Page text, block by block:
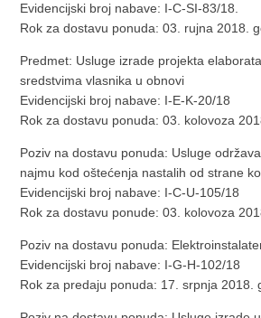
Evidencijski broj nabave: I-C-SI-83/18.
Rok za dostavu ponuda: 03. rujna 2018.
Predmet: Usluge izrade projekta
sredstvima vlasnika u obnovi
Evidencijski broj nabave: I-E-K-20/18
Rok za dostavu ponuda: 03. kolovoza
Poziv na dostavu ponuda: Usluge
najmu kod oštećenja nastalih od strane
Evidencijski broj nabave: I-C-U-105/18
Rok za dostavu ponude: 03. kolovoza
Poziv na dostavu ponuda:
Evidencijski broj nabave: I-G-H-102/18
Rok za predaju ponuda: 17. srpnja 2018.